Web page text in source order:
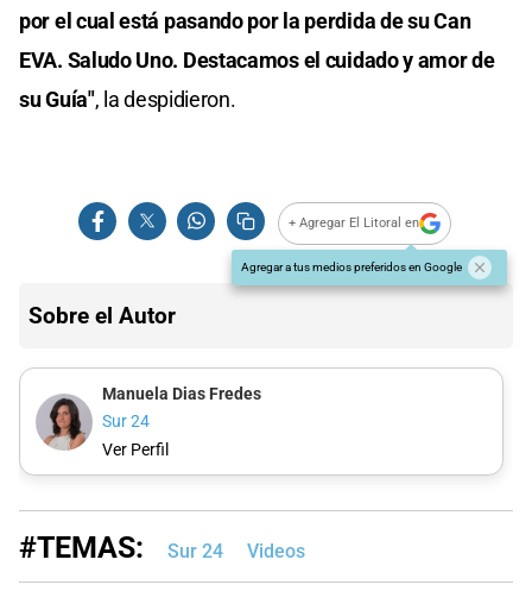
por el cual está pasando por la perdida de su Can
EVA. Saludo Uno. Destacamos el cuidado y amor de
su Guía", la despidieron.
+ Agregar El Litoral en
Agregar a tus medios preferidos en Google
Sobre el Autor
Manuela Dias Fredes
Sur 24
Ver Perfil
#TEMAS: Sur 24 Videos